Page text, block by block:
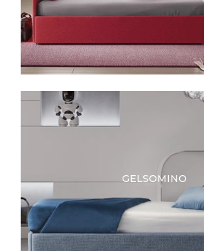
GELSOMINO